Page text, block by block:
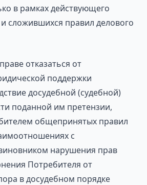
в рамках действующего
сложившихся правил делового
отказаться от
поддержки
досудебной (судебной)
поданной им претензии,
общепринятых правил
с
нарушения прав
Потребителя от
в досудебном порядке